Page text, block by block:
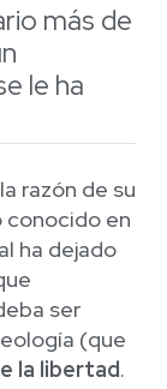
más de
le ha
razón de su
conocido en
ha dejado
ser
(que
la libertad.